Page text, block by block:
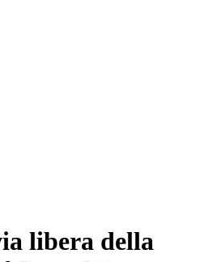
libera della